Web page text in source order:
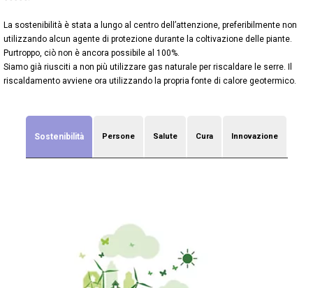
La sostenibilità è stata a lungo al centro dell’attenzione, preferibilmente non
utilizzando alcun agente di protezione durante la coltivazione delle piante.
Purtroppo, ciò non è ancora possibile al 100%.
Siamo già riusciti a non più utilizzare gas naturale per riscaldare le serre. Il
riscaldamento avviene ora utilizzando la propria fonte di calore geotermico.
Sostenibilità Persone Salute Cura Innovazione